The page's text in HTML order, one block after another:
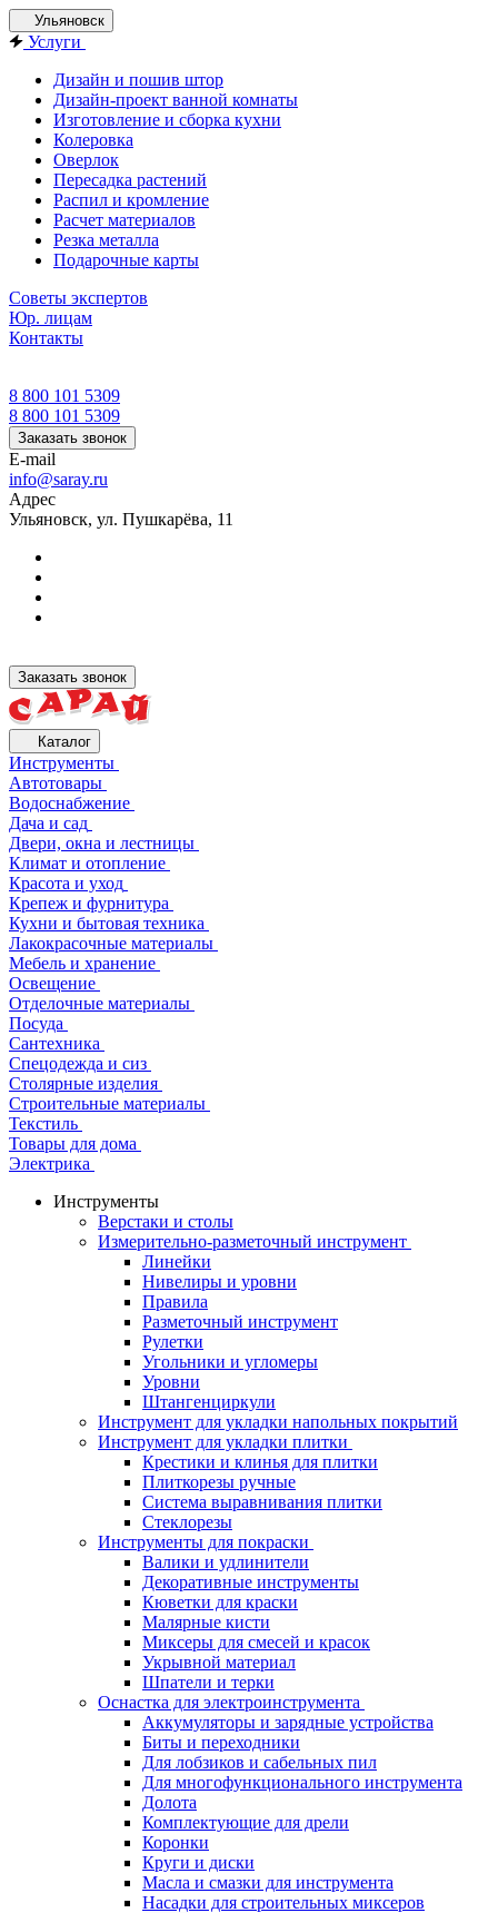
Ульяновск
Услуги
Дизайн и пошив штор
Дизайн-проект ванной комнаты
Изготовление и сборка кухни
Колеровка
Оверлок
Пересадка растений
Распил и кромление
Расчет материалов
Резка металла
Подарочные карты
Советы экспертов
Юр. лицам
Контакты
8 800 101 5309
8 800 101 5309
Заказать звонок
E-mail
info@saray.ru
Адрес
Ульяновск, ул. Пушкарёва, 11
Заказать звонок
Каталог
Инструменты
Автотовары
Водоснабжение
Дача и сад
Двери, окна и лестницы
Климат и отопление
Красота и уход
Крепеж и фурнитура
Кухни и бытовая техника
Лакокрасочные материалы
Мебель и хранение
Освещение
Отделочные материалы
Посуда
Сантехника
Спецодежда и сиз
Столярные изделия
Строительные материалы
Текстиль
Товары для дома
Электрика
Инструменты
Верстаки и столы
Измерительно-разметочный инструмент
Линейки
Нивелиры и уровни
Правила
Разметочный инструмент
Рулетки
Угольники и угломеры
Уровни
Штангенциркули
Инструмент для укладки напольных покрытий
Инструмент для укладки плитки
Крестики и клинья для плитки
Плиткорезы ручные
Система выравнивания плитки
Стеклорезы
Инструменты для покраски
Валики и удлинители
Декоративные инструменты
Кюветки для краски
Малярные кисти
Миксеры для смесей и красок
Укрывной материал
Шпатели и терки
Оснастка для электроинструмента
Аккумуляторы и зарядные устройства
Биты и переходники
Для лобзиков и сабельных пил
Для многофункционального инструмента
Долота
Комплектующие для дрели
Коронки
Круги и диски
Масла и смазки для инструмента
Насадки для строительных миксеров